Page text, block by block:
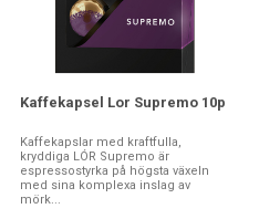
Kaffekapsel Lor Supremo 10p
Kaffekapslar med kraftfulla,
kryddiga LÓR Supremo är
espressostyrka på högsta växeln
med sina komplexa inslag av
mörk...